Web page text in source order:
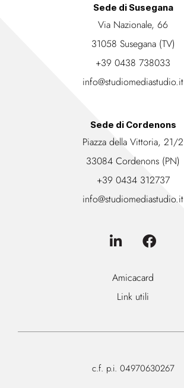
Sede di Susegana
Via Nazionale, 66
31058 Susegana (TV)
+39 0438 738033
info@studiomediastudio.it
Sede di Cordenons
Piazza della Vittoria, 21/2
33084 Cordenons (PN)
+39 0434 312737
info@studiomediastudio.it
Amicacard
Link utili
c.f. p.i. 04970630267